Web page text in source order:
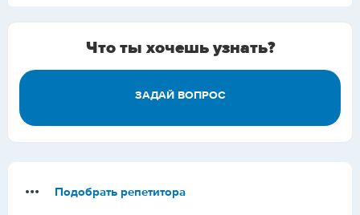
Что ты хочешь узнать?
ЗАДАЙ ВОПРОС
Подобрать репетитора